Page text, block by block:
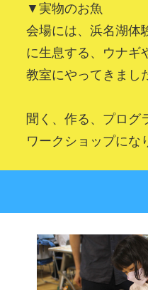
▼実物のお魚
会場には、浜名湖体
に生息する、ウナギ
教室にやってきまし
聞く、作る、プログ
ワークショップにな